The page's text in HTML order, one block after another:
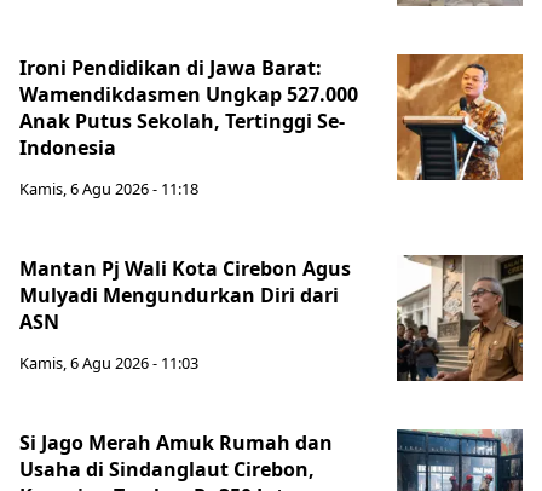
Ironi Pendidikan di Jawa Barat:
Wamendikdasmen Ungkap 527.000
Anak Putus Sekolah, Tertinggi Se-
Indonesia
Kamis, 6 Agu 2026 - 11:18
Mantan Pj Wali Kota Cirebon Agus
Mulyadi Mengundurkan Diri dari
ASN
Kamis, 6 Agu 2026 - 11:03
Si Jago Merah Amuk Rumah dan
Usaha di Sindanglaut Cirebon,